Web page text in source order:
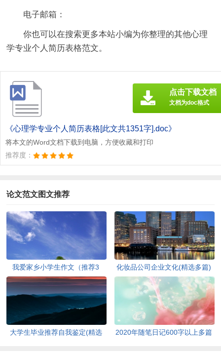
电子邮箱：
你也可以在搜索更多本站小编为你整理的其他心理
学专业个人简历表格范文。
《心理学专业个人简历表格[此文共1351字].doc》
将本文的Word文档下载到电脑，方便收藏和打印
推荐度：
点击下载文档
文档为doc格式
论文范文图文推荐
我爱家乡小学生作文（推荐3
篇）[此文共1167字]
化妆品公司企业文化(精选多篇)
[此文共6398字]
大学生毕业推荐自我鉴定(精选
2020年随笔日记600字以上多篇